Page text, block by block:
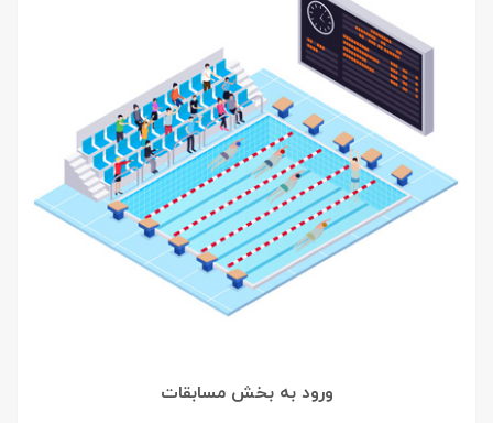
ورود به بخش مسابقات